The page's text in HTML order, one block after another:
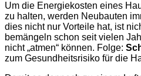
Um die Energiekosten eines
zu halten, werden Neubauten
dies nicht nur Vorteile hat, ist
bemängeln schon seit vielen
nicht „atmen“ können. Folge:
zum Gesundheitsrisiko für die